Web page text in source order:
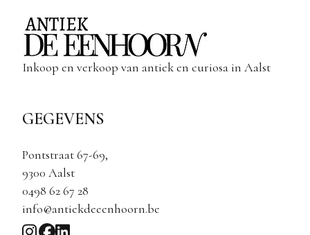
Inkoop en verkoop van antiek en curiosa in Aalst
GEGEVENS
Pontstraat 67-69,
9300 Aalst
0498 62 67 28
info@antiekdeeenhoorn.be